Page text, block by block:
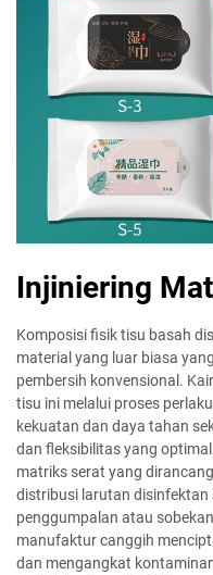
Injiniering
Komposisi fisik tisu basah
material yang luar biasa
pembersih konvensional.
tisu ini melalui proses
kekuatan dan daya tahan
dan fleksibilitas yang
matriks serat yang
distribusi larutan disinfektan
penggumpalan atau
manufaktur canggih
dan mengangkat